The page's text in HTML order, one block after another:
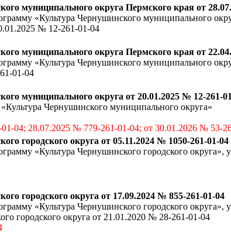
муниципального округа Пермского края от
«Культура Чернушинского муниципального
№ 12-261-01-04
муниципального округа Пермского края от
«Культура Чернушинского муниципального
01-04
муниципального округа от 20.01.2025 № 12-261-
Чернушинского муниципального округа»
04; 28.07.2025 № 779-261-01-04; от 30.01.2026 № 53-
городского округа от 05.11.2024 № 1050-261-01-04
«Культура Чернушинского городского
городского округа от 17.09.2024 № 855-261-01-04
«Культура Чернушинского городского округа»,
городского округа от 21.01.2020 № 28-261-01-04